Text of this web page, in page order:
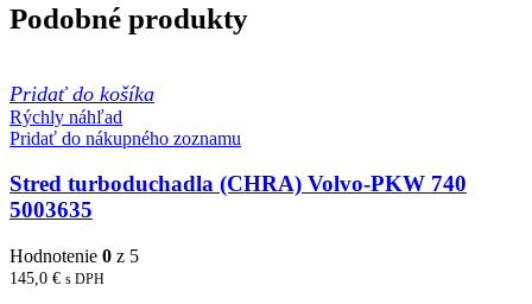
Podobné produkty
Pridať do košíka
Rýchly náhľad
Pridať do nákupného zoznamu
Stred turboduchadla (CHRA) Volvo-PKW 740
5003635
Hodnotenie 0 z 5
145,0 € s DPH